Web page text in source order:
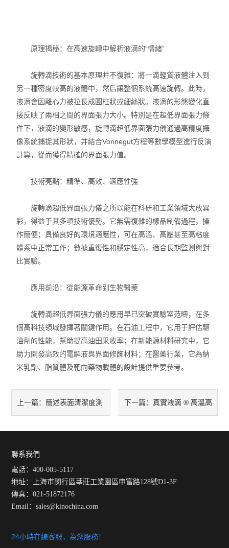
原理揭秘：在高速旋轉中解析液滴的“情緒”
旋轉滴技術的基本原理并不復雜：將一滴輕質液體注入到
另一種密度較高的液體中，然后讓整個系統高速旋轉。此時，
液滴會因離心力被拉長成圓柱狀或細絲狀。液滴的形態變化直
接反映了兩相之間的界面張力大小。特別是在超低界面張力條
件下，液滴的變形敏感，旋轉滴超低界面張力儀通過高精度攝
像系統捕捉其形狀，并結合Vonnegut方程等數學模型進行反演
計算，從而獲得精確的界面張力值。
技術亮點：精準、高效、適應性強
旋轉滴超低界面張力儀之所以能在科研和工業領域大放異
彩，得益于其多項技術優勢。它無需復雜的樣品制備過程，操
作簡便；具備良好的環境適應性，可在高溫、高壓甚至高粘度
體系中正常工作；數據重復性和穩定性高，適合長期監測與對
比實驗。
應用前沿：從能源革命到生物醫藥
旋轉滴超低界面張力儀的應用早已突破實驗室范疇，在多
個高科技領域發揮著關鍵作用。在石油工程中，它用于評估驅
油劑的性能，幫助提高油田采收率；在新能源材料研究中，它
助力開發高效的電解液與界面修飾材料；在醫藥行業，它為納
米乳劑、脂質體及靶向藥物載體的設計提供重要參考。
上一篇：簡述表面清潔度測 下一篇： 真實液滴 ® 高溫高
聯系我們
電話：400-005-5117
地址：上海市閔行區莘莊工業園區申富路128號D1-3F
傳真：021-51872176
Email：sales@kinochina.com
24小時在線客服，為您服務！